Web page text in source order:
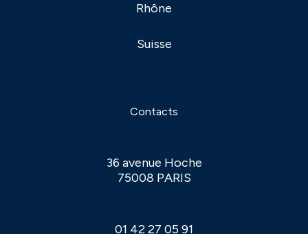
Rhône
Suisse
Contacts
36 avenue Hoche
75008 PARIS
01 42 27 05 91